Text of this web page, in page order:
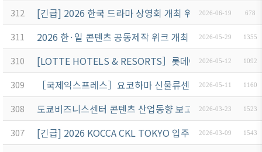
312 [긴급] 2026 한국 드라마 상영회 개최 위탁용역 입찰공고
2026-06-19 678
311 2026 한·일 콘텐츠 공동제작 위크 개최 위탁용역 입찰공
2026-05-29 1355
310 [LOTTE HOTELS & RESORTS］롯데아라이리조트 봄
2026-05-12 1092
309 ［국제익스프레스］요코하마 신물류센터 준공식 안내 6/
2026-05-11 1160
308 도쿄비즈니스센터 콘텐츠 산업동향 보고서 발간 위탁용
2026-03-23 1523
307 [긴급] 2026 KOCCA CKL TOKYO 입주기업 지원 프로그
2026-03-09 1543